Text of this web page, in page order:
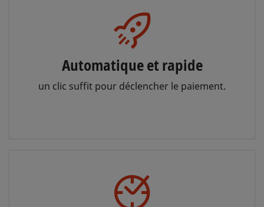
Automatique et rapide
un clic suffit pour déclencher le paiement.